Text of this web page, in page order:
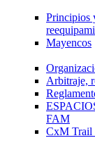
Principios
Mayencos
Arbitraje,
FAM
CxM